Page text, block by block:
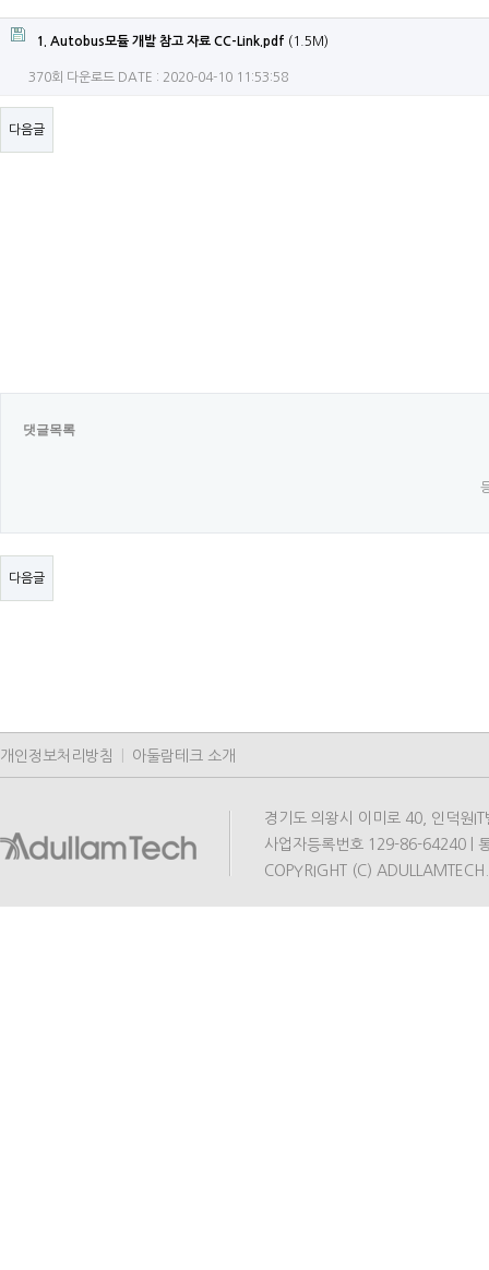
1. Autobus모듈 개발 참고 자료 CC-Link.pdf (1.5M)
370회 다운로드 DATE : 2020-04-10 11:53:58
다음글
댓글목록
다음글
개인정보처리방침 아둘람테크 소개
경기도 의왕시 이미로 40, 인덕원
사업자등록번호 129-86-64240 |
COPYRIGHT (C)